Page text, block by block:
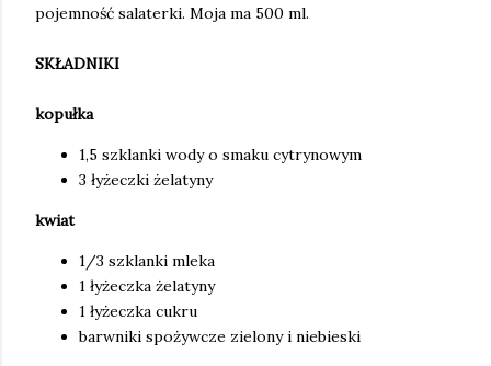
pojemność salaterki. Moja ma 500 ml.
SKŁADNIKI
kopułka
1,5 szklanki wody o smaku cytrynowym
3 łyżeczki żelatyny
kwiat
1/3 szklanki mleka
1 łyżeczka żelatyny
1 łyżeczka cukru
barwniki spożywcze zielony i niebieski